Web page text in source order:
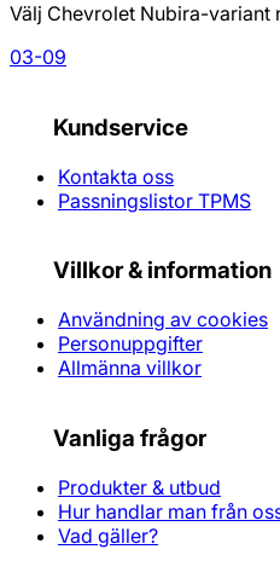
Välj Chevrolet Nubira-variant
03-09
Kundservice
Kontakta oss
Passningslistor TPMS
Villkor & information
Användning av cookies
Personuppgifter
Allmänna villkor
Vanliga frågor
Produkter & utbud
Hur handlar man från
Vad gäller?